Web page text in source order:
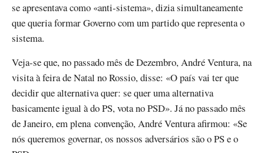
se apresentava como «anti-sistema», dizia simultaneamente
que queria formar Governo com um partido que representa o
sistema.
Veja-se que, no passado mês de Dezembro, André Ventura, na
visita à feira de Natal no Rossio, disse: «O país vai ter que
decidir que alternativa quer: se quer uma alternativa
basicamente igual à do PS, vota no PSD». Já no passado mês
de Janeiro, em plena convenção, André Ventura afirmou: «Se
nós queremos governar, os nossos adversários são o PS e o